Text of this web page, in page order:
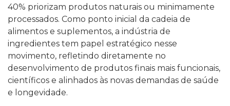
40% priorizam produtos naturais ou minimamente
processados. Como ponto inicial da cadeia de
alimentos e suplementos, a indústria de
ingredientes tem papel estratégico nesse
movimento, refletindo diretamente no
desenvolvimento de produtos finais mais funcionais,
científicos e alinhados às novas demandas de saúde
e longevidade.